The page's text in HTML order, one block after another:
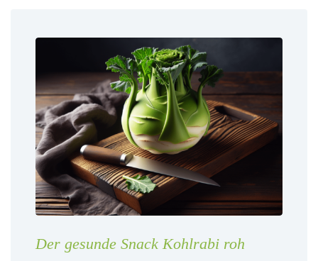
Der gesunde Snack Kohlrabi roh